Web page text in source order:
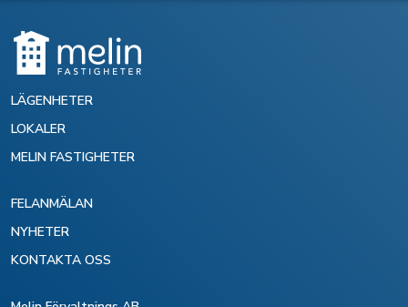
LÄGENHETER
LOKALER
MELIN FASTIGHETER
FELANMÄLAN
NYHETER
KONTAKTA OSS